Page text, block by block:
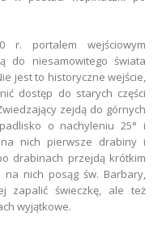
r. portalem wejściowym
do niesamowitego świata
jest to historyczne wejście,
dostęp do starych części
zejdą do górnych
o nachyleniu 25° i
na nich pierwsze drabiny i
drabinach przejdą krótkim
nich posąg św. Barbary,
zapalić świeczkę, ale też
wyjątkowe.